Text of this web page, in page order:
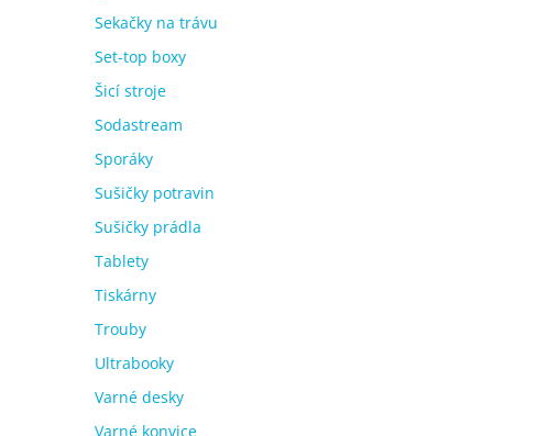
Sekačky na trávu
Set-top boxy
Šicí stroje
Sodastream
Sporáky
Sušičky potravin
Sušičky prádla
Tablety
Tiskárny
Trouby
Ultrabooky
Varné desky
Varné konvice